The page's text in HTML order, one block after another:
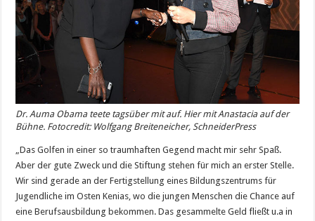
Dr. Auma Obama teete tagsüber mit auf. Hier mit Anastacia auf der
Bühne. Fotocredit: Wolfgang Breiteneicher, SchneiderPress
„Das Golfen in einer so traumhaften Gegend macht mir sehr Spaß.
Aber der gute Zweck und die Stiftung stehen für mich an erster Stelle.
Wir sind gerade an der Fertigstellung eines Bildungszentrums für
Jugendliche im Osten Kenias, wo die jungen Menschen die Chance auf
eine Berufsausbildung bekommen. Das gesammelte Geld fließt u.a in